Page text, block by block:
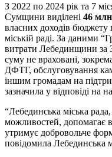
З 2022 по 2024 рік та 7
Сумщини виділені 46
власних доходів
міській раді. За даними
витрати Лебединщини
суму не враховані,
ДФТГ, обслуговування
іншим громадам на
зазначила у відповіді на
“Лебединська міська
можливостей, допомагає
утримує добровольче
повідомила Лебединська